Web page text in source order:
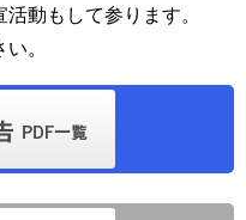
動もして参ります。
。